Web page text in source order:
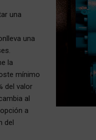
una
una
la
mínimo
del valor
al
a
del